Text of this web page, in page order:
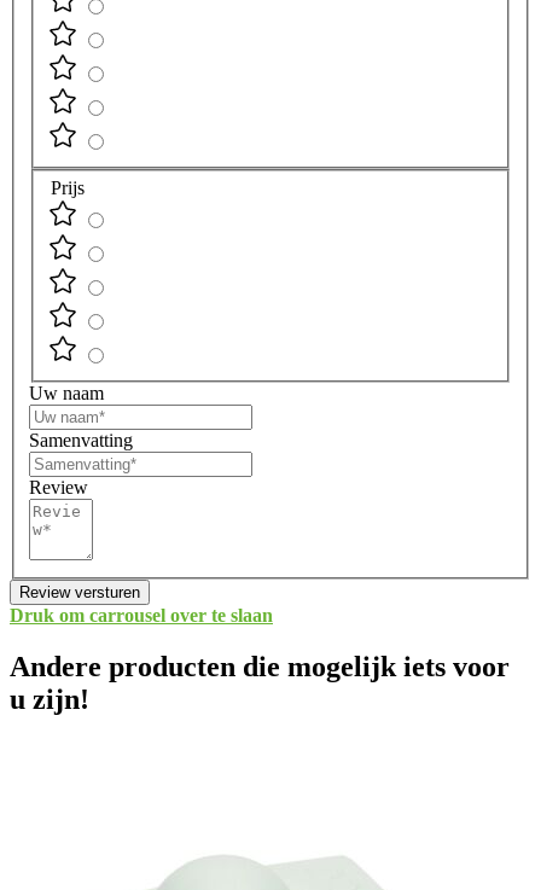
Prijs
Uw naam
Samenvatting
Review
Review versturen
Druk om carrousel over te slaan
Andere producten die mogelijk iets voor
u zijn!